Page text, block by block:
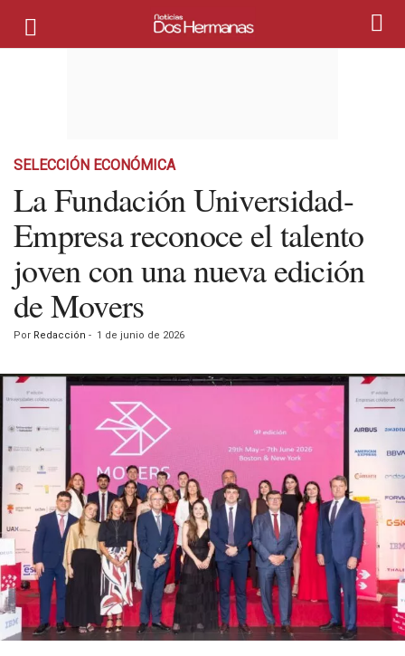
SELECCIÓN ECONÓMICA
La Fundación Universidad-
Empresa reconoce el talento
joven con una nueva edición
de Movers
Por Redacción - 1 de junio de 2026